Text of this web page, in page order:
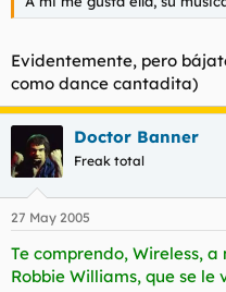
Evidentemente, pero
como dance cantadita)
Doctor Banner
Freak total
27 May 2005
Te comprendo, Wireless,
Robbie Williams, que se